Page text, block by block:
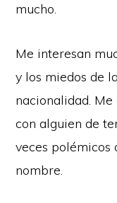
mucho.
Me interesan
y los miedos de
nacionalidad.
con alguien de
veces polémicos
nombre.